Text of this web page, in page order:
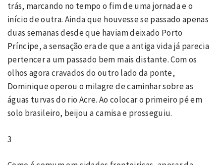
trás, marcando no tempo o fim de uma jornada e o
início de outra. Ainda que houvesse se passado apenas
duas semanas desde que haviam deixado Porto
Príncipe, a sensação era de que a antiga vida já parecia
pertencer a um passado bem mais distante. Com os
olhos agora cravados do outro lado da ponte,
Dominique operou o milagre de caminhar sobre as
águas turvas do rio Acre. Ao colocar o primeiro pé em
solo brasileiro, beijou a camisa e prosseguiu.
3